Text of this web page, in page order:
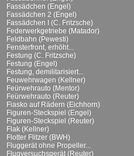
Fassädchen (Engel)
Fassädchen 2 (Engel)
Fassädchen I (C. Fritzsche)
Federwerkgetriebe (Matador)
Feldbahn (Pewesti)
Fensterfront, erhöht...
Festung (C. Fritzsche)
Festung (Engel)
Festung, demilitarisiert...
Feuwehrwagen (Kellner)
Feürwehrauto (Mentor)
Feürwehrauto (Reuter)
Fiasko auf Rädern (Eichhorn)
Figuren-Steckspiel (Engel)
Figuren-Steckspiel (Reuter)
Flak (Kellner)
Flotter Flitzer (BWH)
Fluggerät ohne Propeller...
Flugversuchsgerät (Reuter)